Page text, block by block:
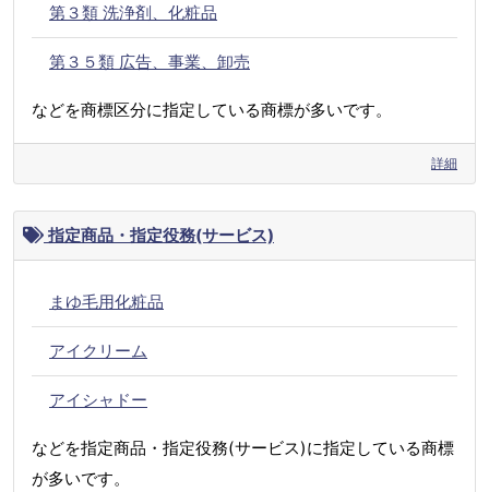
第３類 洗浄剤、化粧品
第３５類 広告、事業、卸売
などを商標区分に指定している商標が多いです。
詳細
指定商品・指定役務(サービス)
まゆ毛用化粧品
アイクリーム
アイシャドー
などを指定商品・指定役務(サービス)に指定している商標
が多いです。